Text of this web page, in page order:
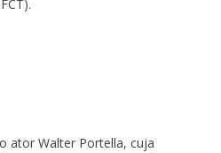
ator Walter Portella, cuja